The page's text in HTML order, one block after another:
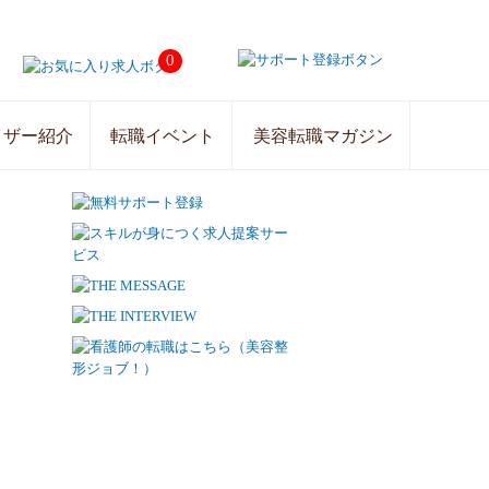
0
ー紹介 転職イベント 美容転職マガジン